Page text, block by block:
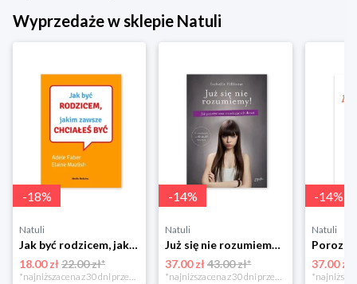
Wyprzedaże w sklepie Natuli
-18%
Natuli
Jak być rodzicem, jakim zawsze chciałeś być Media rodzina
18.00 zł22.00 zł*
*najniższa cena z 30 dni przed obniżką
-14%
Natuli
Już się nie rozumiemy! Jak przeżyć czas trzaskających drzwi Esprit
37.00 zł 43.00 zł*
*najniższa cena z 30 dni przed obniżką
-14%
Natuli
37.00 zł